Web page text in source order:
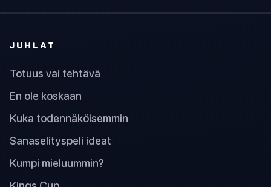
JUHLAT
Totuus vai tehtävä
En ole koskaan
Kuka todennäköisemmin
Sanaselityspeli ideat
Kumpi mieluummin?